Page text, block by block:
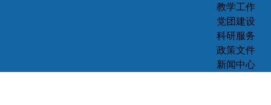
教学工作
党团建设
科研服务
政策文件
新闻中心